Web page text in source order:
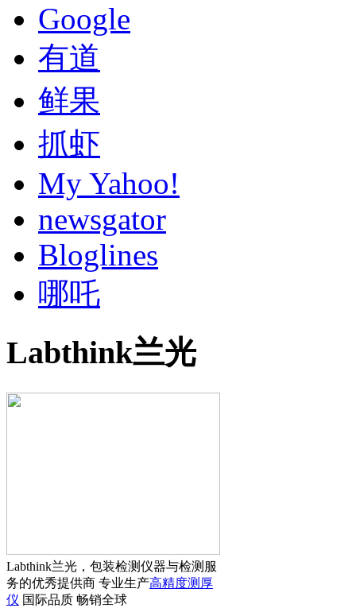
Google
有道
鲜果
抓虾
My Yahoo!
newsgator
Bloglines
哪吒
Labthink兰光
Labthink兰光，包装检测仪器与检测服
务的优秀提供商 专业生产高精度测厚
仪 国际品质 畅销全球